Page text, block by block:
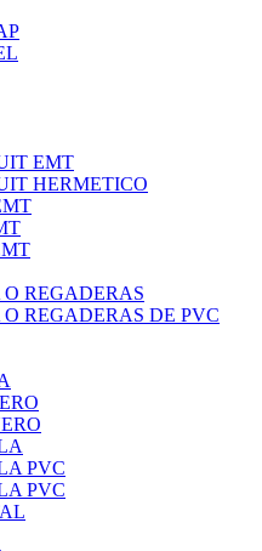
EMT
HERMETICO
REGADERAS
REGADERAS DE PVC
PVC
PVC